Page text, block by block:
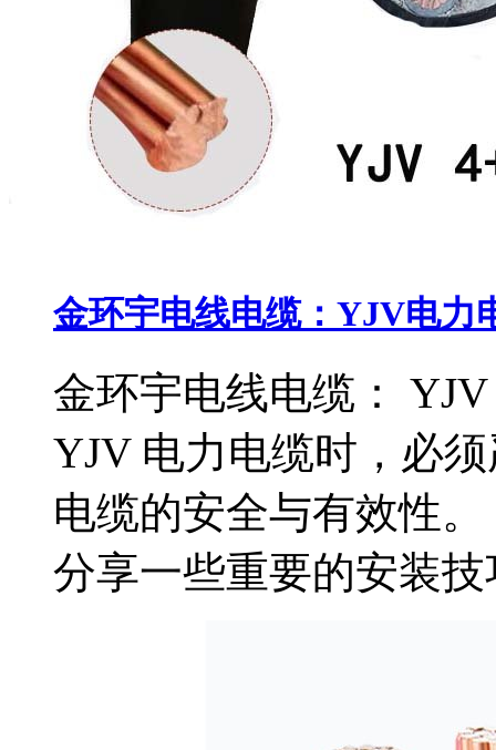
金环宇电线电缆：YJV电力
金环宇电线电缆：
YJV 电力电缆时，必
电缆的安全与有效性
分享一些重要的安装技